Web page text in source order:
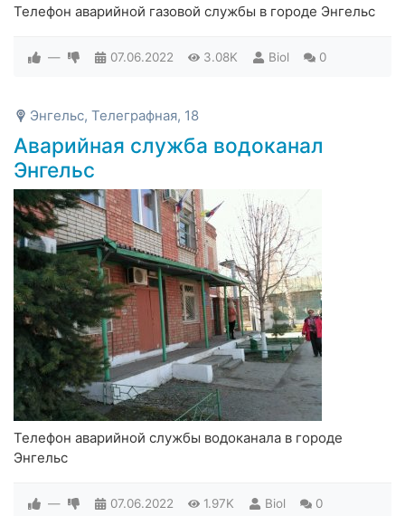
Телефон аварийной газовой службы в городе Энгельс
— 07.06.2022 3.08K Biol 0
Энгельс, Телеграфная, 18
Аварийная служба водоканал
Энгельс
Телефон аварийной службы водоканала в городе
Энгельс
— 07.06.2022 1.97K Biol 0